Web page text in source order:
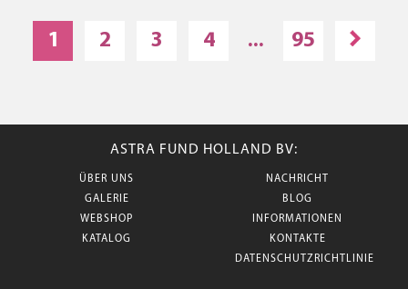
1 2 3 4 ... 95
ASTRA FUND HOLLAND BV:
ÜBER UNS
GALERIE
WEBSHOP
KATALOG
NACHRICHT
BLOG
INFORMATIONEN
KONTAKTE
DATENSCHUTZRICHTLINIE